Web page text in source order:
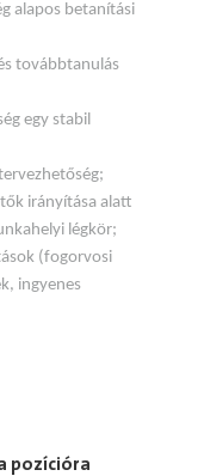
alapos betanítási
továbbtanulás
egy stabil
irányítása alatt
légkör;
(fogorvosi
ingyenes
pozícióra